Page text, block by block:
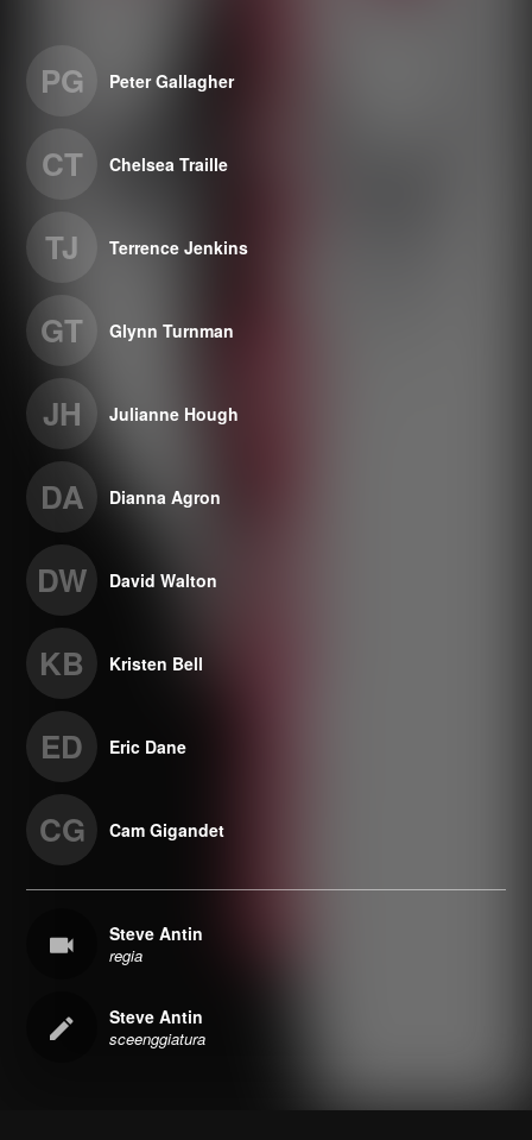
PG Peter Gallagher
CT Chelsea Traille
TJ Terrence Jenkins
GT Glynn Turnman
JH Julianne Hough
DA Dianna Agron
DW David Walton
KB Kristen Bell
ED Eric Dane
CG Cam Gigandet
Steve Antin
regia
Steve Antin
sceenggiatura